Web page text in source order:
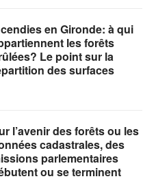
en Gironde: à qui
les forêts
Le point sur la
des surfaces
l’avenir des forêts ou les
cadastrales, des
parlementaires
ou se terminent